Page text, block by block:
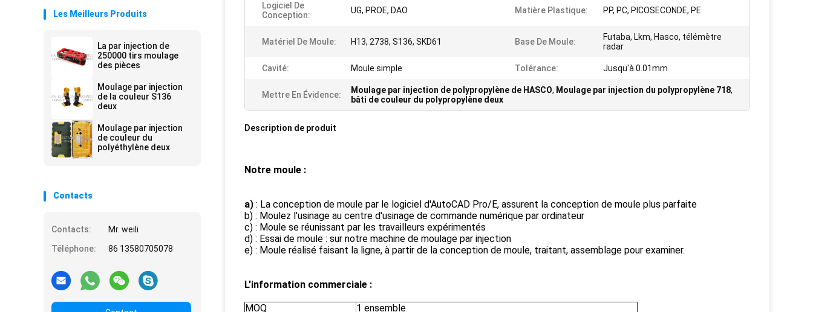
Les Meilleurs Produits
La par injection de
250000 tirs moulage
des pièces
Moulage par injection
de la couleur S136
deux
Moulage par injection
de couleur du
polyéthylène deux
Contacts
Contacts:
Mr. weili
Téléphone:
86 13580705078
Logiciel De
Conception:
UG, PROE, DAO Matière Plastique: PP, PC, PICOSECONDE, PE
Matériel De Moule: H13, 2738, S136, SKD61 Base De Moule:
Futaba, Lkm, Hasco, télémètre
radar
Cavité: Moule simple Tolérance: Jusqu'à 0.01mm
Mettre En Évidence: Moulage par injection de polypropylène de HASCO, Moulage par injection du polypropylène 718,
bâti de couleur du polypropylène deux
Description de produit
Notre moule :
a) : La conception de moule par le logiciel d'AutoCAD Pro/E, assurent la conception de moule plus parfaite
b) : Moulez l'usinage au centre d'usinage de commande numérique par ordinateur
c) : Moule se réunissant par les travailleurs expérimentés
d) : Essai de moule : sur notre machine de moulage par injection
e) : Moule réalisé faisant la ligne, à partir de la conception de moule, traitant, assemblage pour examiner.
L'information commerciale :
MOQ
1 ensemble